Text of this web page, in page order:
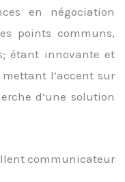
en négociation
points communs,
étant innovante et
l’accent sur
d’une solution
communicateur